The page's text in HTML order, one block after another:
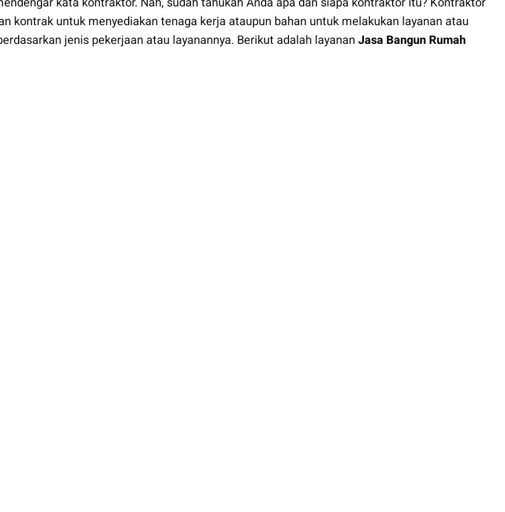
kontrak untuk menyediakan tenaga kerja ataupun bahan untuk melakukan layanan atau
jenis pekerjaan atau layanannya. Berikut adalah layananJasa Bangun Rumah